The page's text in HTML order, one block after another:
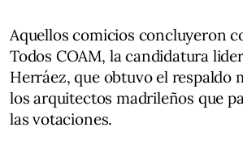
Aquellos comicios concluyeron
Todos COAM, la candidatura
Herráez, que obtuvo el respaldo
los arquitectos madrileños que
las votaciones.